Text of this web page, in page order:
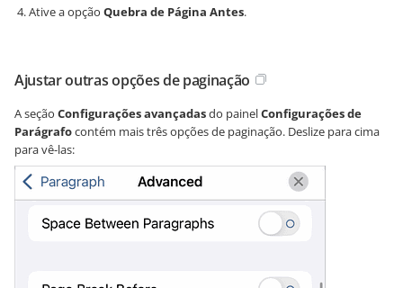
Ative a opção Quebra de Página Antes.
Ajustar outras opções de paginação
A seção Configurações avançadasdo painelConfigurações de
Parágrafocontém mais três opções de paginação. Deslize para cima
para vê-las: